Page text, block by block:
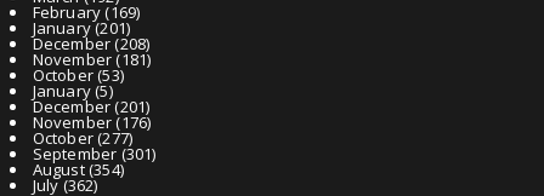
February(169)
January(201)
December(208)
November(181)
October(53)
January(5)
December(201)
November(176)
October(277)
September (301)
August(354)
July(362)